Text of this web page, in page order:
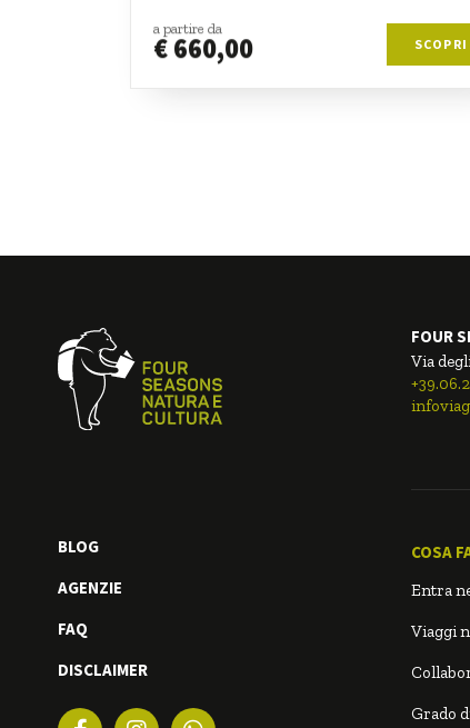
a partire da
€ 660,00 SCOPRI
FOUR
Via
COSA
Entra
Viaggi
Grado
BLOG
AGENZIE
FAQ
DISCLAIMER